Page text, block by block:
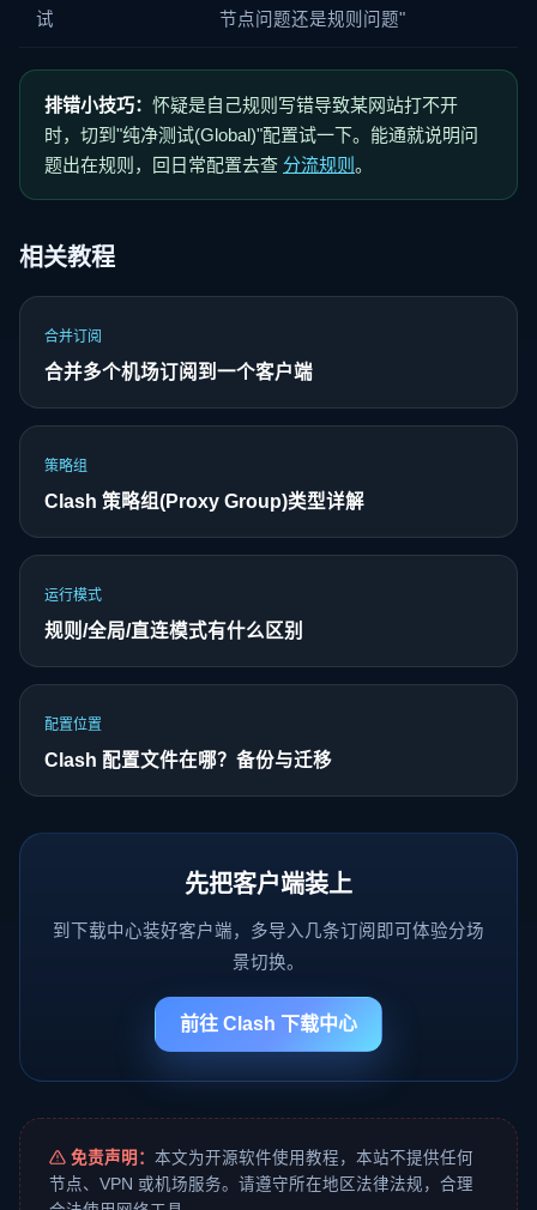
试
节点问题还是规则问题"
排错小技巧： 怀疑是自己规则写错导致某网站打不开
时，切到"纯净测试(Global)"配置试一下。能通就说明问
题出在规则，回日常配置去查 分流规则 。
相关教程
合并订阅
合并多个机场订阅到一个客户端
策略组
Clash 策略组(Proxy Group)类型详解
运行模式
规则/全局/直连模式有什么区别
配置位置
Clash 配置文件在哪？备份与迁移
先把客户端装上
到下载中心装好客户端，多导入几条订阅即可体验分场
景切换。
前往 Clash 下载中心
免责声明：本文为开源软件使用教程，本站不提供任何
节点、VPN 或机场服务。请遵守所在地区法律法规，合理